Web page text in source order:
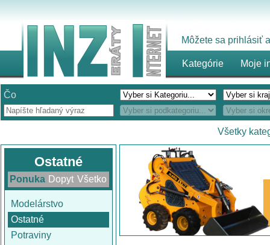
Môžete sa prihlásiť
Kategórie Moje
Čo
Všetky
Ostatné
Ponuka Dopyt Všetko
Modelárstvo
Ostatné
Potraviny